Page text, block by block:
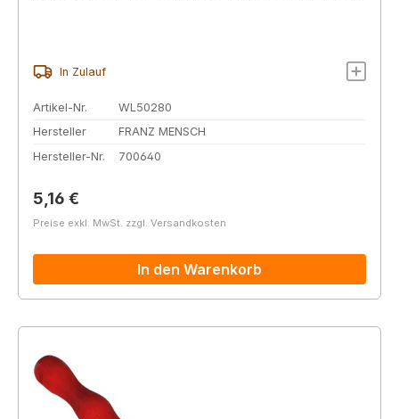
In Zulauf
Artikel-Nr.
WL50280
Hersteller
FRANZ MENSCH
Hersteller-Nr.
700640
Regulärer Preis:
5,16 €
Preise exkl. MwSt. zzgl. Versandkosten
In den Warenkorb